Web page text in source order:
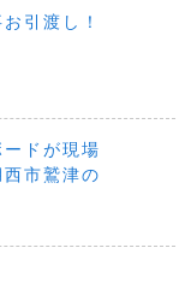
引渡し！
ドが現場
市鷲津の